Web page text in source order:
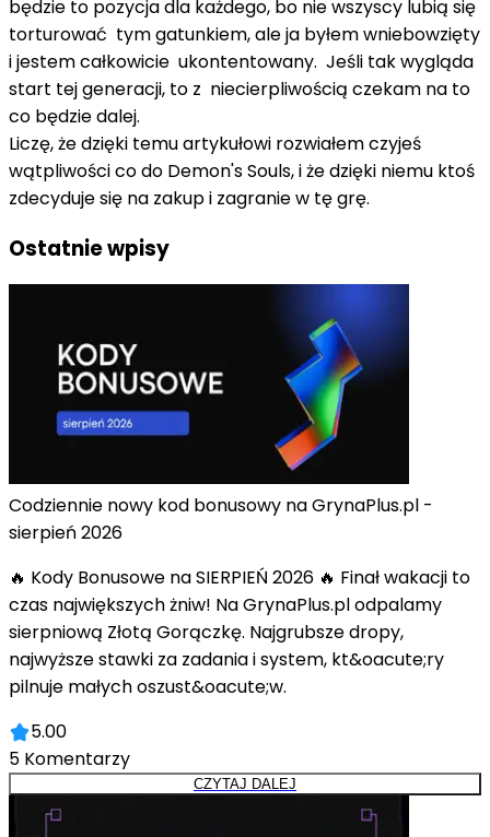
będzie to pozycja dla każdego, bo nie wszyscy lubią się
torturować tym gatunkiem, ale ja byłem wniebowzięty
i jestem całkowicie ukontentowany. Jeśli tak wygląda
start tej generacji, to z niecierpliwością czekam na to
co będzie dalej.
Liczę, że dzięki temu artykułowi rozwiałem czyjeś
wątpliwości co do Demon's Souls, i że dzięki niemu ktoś
zdecyduje się na zakup i zagranie w tę grę.
Ostatnie wpisy
Codziennie nowy kod bonusowy na GrynaPlus.pl -
sierpień 2026
🔥 Kody Bonusowe na SIERPIEŃ 2026 🔥 Finał wakacji to
czas największych żniw! Na GrynaPlus.pl odpalamy
sierpniową Złotą Gorączkę. Najgrubsze dropy,
najwyższe stawki za zadania i system, kt&oacute;ry
pilnuje małych oszust&oacute;w.
5.00
5 Komentarzy
CZYTAJ DALEJ